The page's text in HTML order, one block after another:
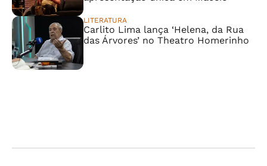
LITERATURA
Carlito Lima lança ‘Helena, da Rua
das Árvores’ no Theatro Homerinho